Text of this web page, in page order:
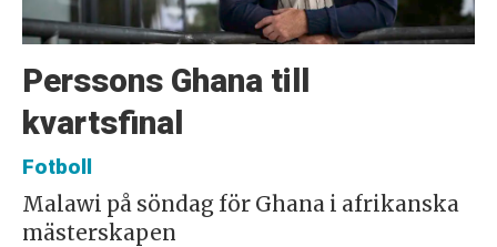
Perssons Ghana till
kvartsfinal
Fotboll
Malawi på söndag för Ghana i afrikanska
mästerskapen